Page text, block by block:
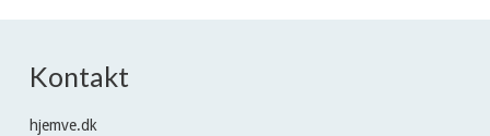
Kontakt
hjemve.dk